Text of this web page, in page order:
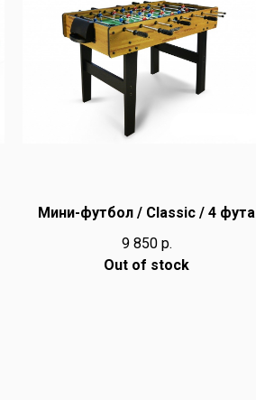
Мини-футбол / Classic / 4 фута
9 850 р.
Out of stock